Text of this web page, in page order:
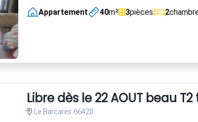
Appartement
40m² 3pièces 2
Libre dès le 22 AOUT beau
Le Barcarès 66420